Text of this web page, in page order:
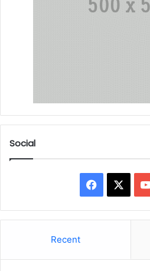
Social
Facebook
Recent